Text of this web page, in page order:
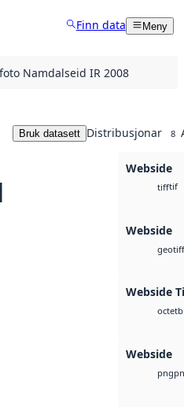
Finn data Meny
Namdalseid IR 2008
Bruk datasett Distribusjonar 8
Webside
tifftif
Webside
geotiff
Webside
octet
Webside
png